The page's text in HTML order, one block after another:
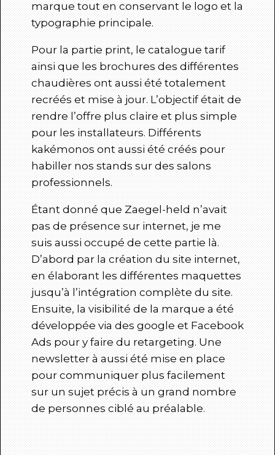
marque tout en conservant le logo et la
typographie principale.
Pour la partie print, le catalogue tarif
ainsi que les brochures des différentes
chaudières ont aussi été totalement
recréés et mise à jour. L’objectif était de
rendre l’offre plus claire et plus simple
pour les installateurs. Différents
kakémonos ont aussi été créés pour
habiller nos stands sur des salons
professionnels.
Étant donné que Zaegel-held n’avait
pas de présence sur internet, je me
suis aussi occupé de cette partie là.
D’abord par la création du site internet,
en élaborant les différentes maquettes
jusqu’à l’intégration complète du site.
Ensuite, la visibilité de la marque a été
développée via des google et Facebook
Ads pour y faire du retargeting. Une
newsletter à aussi été mise en place
pour communiquer plus facilement
sur un sujet précis à un grand nombre
de personnes ciblé au préalable.